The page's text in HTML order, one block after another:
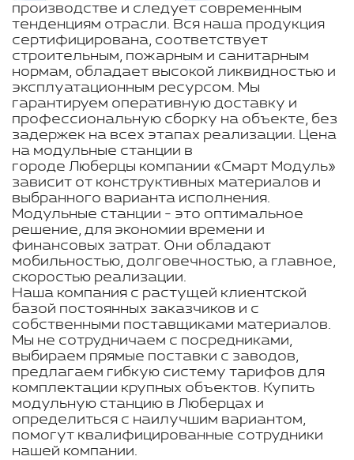
производстве и следует современным
тенденциям отрасли. Вся наша продукция
сертифицирована, соответствует
строительным, пожарным и санитарным
нормам, обладает высокой ликвидностью и
эксплуатационным ресурсом. Мы
гарантируем оперативную доставку и
профессиональную сборку на объекте, без
задержек на всех этапах реализации. Цена
на модульные станции в
городе Люберцы компании «Смарт Модуль»
зависит от конструктивных материалов и
выбранного варианта исполнения.
Модульные станции - это оптимальное
решение, для экономии времени и
финансовых затрат. Они обладают
мобильностью, долговечностью, а главное,
скоростью реализации.
Наша компания с растущей клиентской
базой постоянных заказчиков и с
собственными поставщиками материалов.
Мы не сотрудничаем с посредниками,
выбираем прямые поставки с заводов,
предлагаем гибкую систему тарифов для
комплектации крупных объектов. Купить
модульную станцию в Люберцах и
определиться с наилучшим вариантом,
помогут квалифицированные сотрудники
нашей компании.